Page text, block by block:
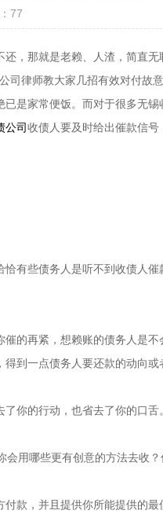
77
，那就是老赖、人渣，简直无
司律师教大家几招有效对付故
是家常便饭。而对于很多无
公司收债人要及时给出催款信
有些债务人是听不到收债人
的再紧，想赖账的债务人是不
到一点债务人要还款的动向
你的行动，也省去了你的口舌
用哪些更有创意的方法去收
款，并且提供你所能提供的最